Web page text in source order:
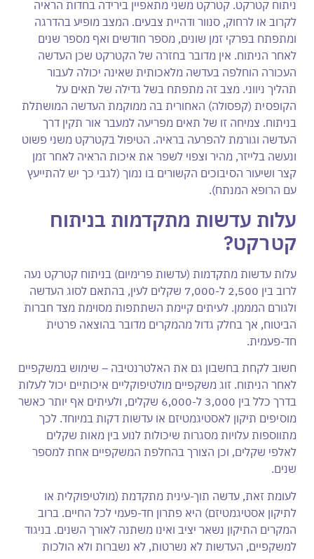
ניתוח קטרקט. קטרקט משני מתאפיין בירידה בחדות הראיה
לקרוב או לרחוק, סנוור ודהיית צבעים. המצב מופיע בהדרגה
ומתפתח בפרקי זמן שונים, מספר חודשים ואף מספר שנים
לאחר הניתוח. אין מדובר בחזרה של הקטרקט שכן העדשה
העכורה הוחלפה בעדשה מלאכותית שאינה יכולה לעבור
תהליך ניווני. מצב זה מתפתח בשל גדילה של תאים על
הקופסית (קפסולה) האחורית בה ממוקמת העדשה המושתלת
בניתוח. צמיחה זו של תאים מפריעה למעבר אור תקין דרך
העדשה וגורמת להפרעה בראיה. הטיפול בקטרקט משני פשוט
ונעשה בלייזר, מהיר וצפוי לשפר את איכות הראיה לאחר זמן
קצר ושיעור הסיבוכים הקשורים בו נמוך (לגבי כך יש להתייעץ
עם הרופא המנתח).
עלות עדשות מתקדמות בניתוח
קטרקט?
עלות עדשות מתקדמות (עדשות פרימיום) בניתוח קטרקט נעה
לרוב בין 2,500 ל-7,000 שקלים לעין, בהתאם לסוג העדשה
ולגורם המממן. לעיתים קיימת השתתפות מסוימת מצד חברות
הביטוח, אך בחלק גדול מהמקרים מדובר בהוצאה פרטית
חד-פעמית.
חשוב לקחת בחשבון גם את האלטרנטיבה – שימוש במשקפיים
לאחר הניתוח. זוג משקפיים מולטיפוקליים איכותיים יכול לעלות
בדרך כלל בין 3,000 ל-6,000 שקלים, ולעיתים אף יותר כאשר
מוסיפים תיקון לאסטיגמטיזם או עדשות דקות במיוחד. לכך
מתווספות עלויות מסגרות שיכולות לנוע בין מאות שקלים
לאלפי שקלים, וכן הצורך בהחלפת המשקפיים אחת למספר
שנים.
לעומת זאת, עדשה תוך-עינית מתקדמת (מולטיפוקלית או
לתיקון אסטיגמטיזם) היא פתרון חד-פעמי לכל החיים. ברוב
המקרים התיקון נשאר יציב ואינו משתנה לאורך השנים. בניגוד
למשקפיים, העדשות לא נשרטות, לא נשברות ולא הולכות